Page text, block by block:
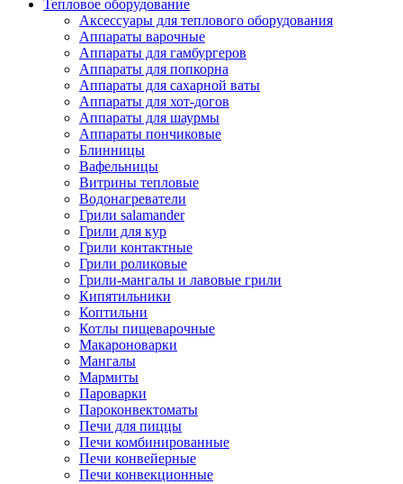
Тепловое оборудование
Аксессуары для теплового оборудования
Аппараты варочные
Аппараты для гамбургеров
Аппараты для попкорна
Аппараты для сахарной ваты
Аппараты для хот-догов
Аппараты для шаурмы
Аппараты пончиковые
Блинницы
Вафельницы
Витрины тепловые
Водонагреватели
Грили salamander
Грили для кур
Грили контактные
Грили роликовые
Грили-мангалы и лавовые грили
Кипятильники
Коптильни
Котлы пищеварочные
Макароноварки
Мангалы
Мармиты
Пароварки
Пароконвектоматы
Печи для пиццы
Печи комбинированные
Печи конвейерные
Печи конвекционные